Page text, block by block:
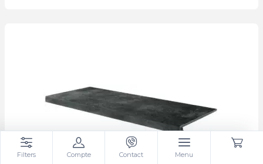
Filters Compte Contact Menu